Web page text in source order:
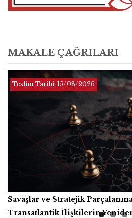
MAKALE ÇAĞRILARI
Teslim Tarihi:15/08/2026
Savaşlar ve Stratejik
Transatlantik İlişkilerin Yeniden
Teslim Tarihi:01/12/2026
Yapay Zekâ, Üretici Güçler ve
Teslim Tarihi: Sınırsız
Kitap İncelemesi